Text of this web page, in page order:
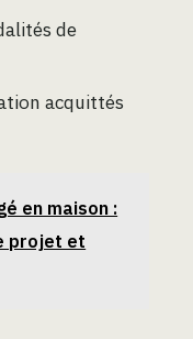
de
acquittés
en maison :
projet et